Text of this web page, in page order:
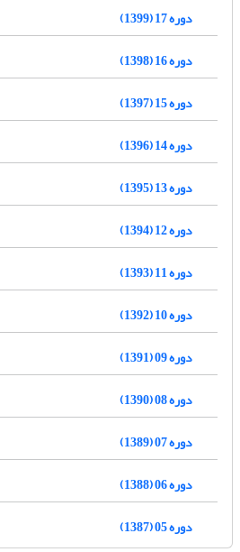
دوره 17 (1399)
دوره 16 (1398)
دوره 15 (1397)
دوره 14 (1396)
دوره 13 (1395)
دوره 12 (1394)
دوره 11 (1393)
دوره 10 (1392)
دوره 09 (1391)
دوره 08 (1390)
دوره 07 (1389)
دوره 06 (1388)
دوره 05 (1387)